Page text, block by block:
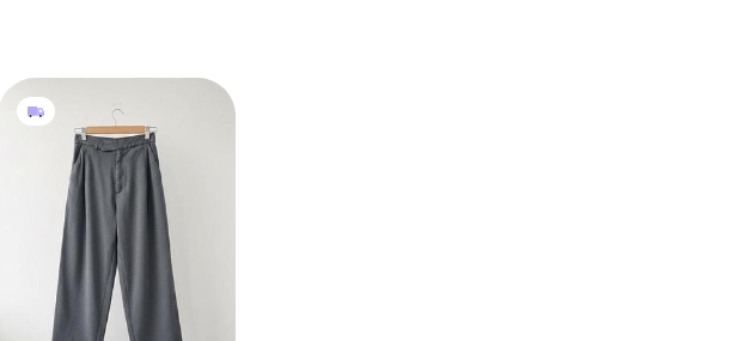
379 грн
розпродаж до 09 серп
& Other Stories